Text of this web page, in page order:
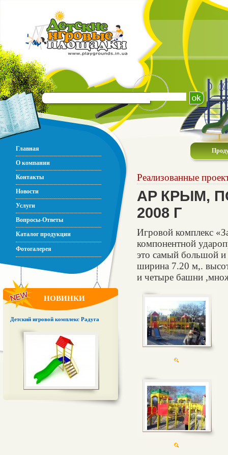
Главная
О компании
Контакты
Новости
Услуги
Вопросы-Ответы
Каталог продукции
Фотогалерея
НОВИНКИ
Детский игровой комплекс Радуга
Реализованные
AP КРЫМ,
2008 Г
Игровой комплекс
компонентной
это самый большой и
ширина 7.20 м,.
и четыре башни